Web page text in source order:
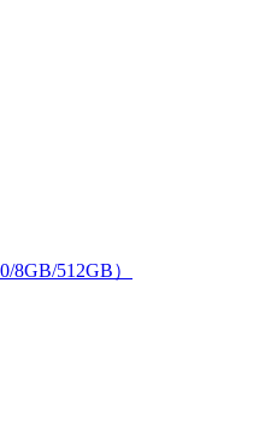
8GB/512GB）